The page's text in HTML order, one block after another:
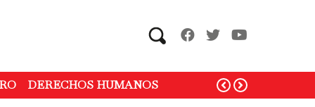
Search
DERECHOS HUMANOS